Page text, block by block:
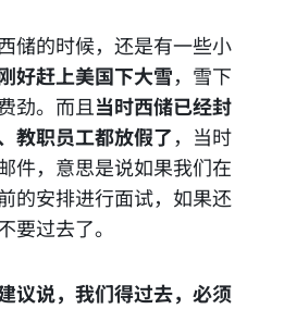
储的时候，还是有一些小
好赶上美国下大雪，雪下
劲。而且当时西储已经封
教职员工都放假了，当时
件，意思是说如果我们在
的安排进行面试，如果还
要过去了。
议说，我们得过去，必须